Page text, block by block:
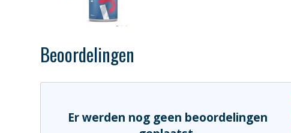
Beoordelingen
Er werden nog geen beoordelingen